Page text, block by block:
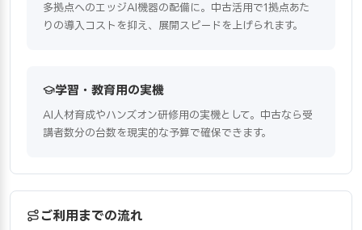
多拠点へのエッジAI機器の配備に。中古活用で1拠点あた
りの導入コストを抑え、展開スピードを上げられます。
学習・教育用の実機
AI人材育成やハンズオン研修用の実機として。中古なら受
講者数分の台数を現実的な予算で確保できます。
ご利用までの流れ